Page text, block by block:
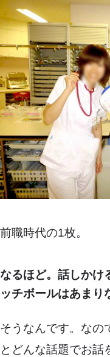
前職時代の1枚。
なるほど。話しかけ
ッチボールはあまり
そうなんです。なの
とどんな話題でお話